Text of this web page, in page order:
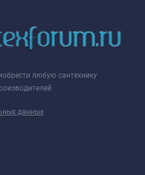
любую сантехнику
данных